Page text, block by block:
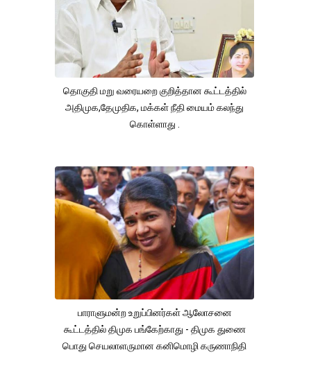
தொகுதி மறு வரையறை குறித்தான கூட்டத்தில்
அதிமுக,தேமுதிக, மக்கள் நீதி மையம் கலந்து
கொள்ளாது .
பாராளுமன்ற உறுப்பினர்கள் ஆலோசனை
கூட்டத்தில் திமுக பங்கேற்காது - திமுக துணை
பொது செயலாளருமான கனிமொழி கருணாநிதி